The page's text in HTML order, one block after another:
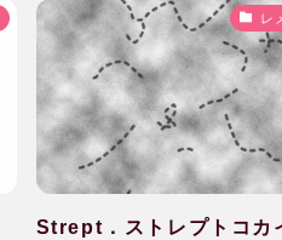
レ
Strept．ストレプトコカ